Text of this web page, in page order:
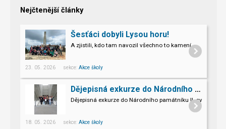
Nejčtenější články
Šesťáci dobyli Lysou horu!
A zjistili, kdo tam navozil všechno to kamení.
23. 05. 2026 sekce: Akce školy
Dějepisná exkurze do Národního památníku II. sv. války v Hrabyni
Dějepisná exkurze do Národního památníku II. světové
18. 05. 2026 sekce: Akce školy